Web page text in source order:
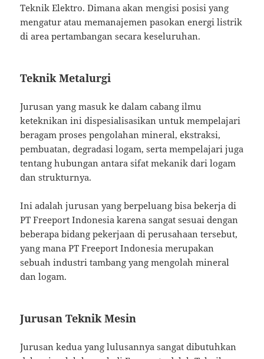
Teknik Elektro. Dimana akan mengisi posisi yang
mengatur atau memanajemen pasokan energi listrik
di area pertambangan secara keseluruhan.
Teknik Metalurgi
Jurusan yang masuk ke dalam cabang ilmu
keteknikan ini dispesialisasikan untuk mempelajari
beragam proses pengolahan mineral, ekstraksi,
pembuatan, degradasi logam, serta mempelajari juga
tentang hubungan antara sifat mekanik dari logam
dan strukturnya.
Ini adalah jurusan yang berpeluang bisa bekerja di
PT Freeport Indonesia karena sangat sesuai dengan
beberapa bidang pekerjaan di perusahaan tersebut,
yang mana PT Freeport Indonesia merupakan
sebuah industri tambang yang mengolah mineral
dan logam.
Jurusan Teknik Mesin
Jurusan kedua yang lulusannya sangat dibutuhkan